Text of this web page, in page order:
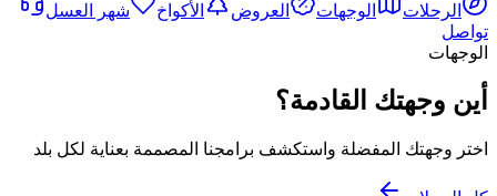
الرحلات الوجهات العروض الأكواخ
شهر العسل
تواصل
الوجهات
أين وجهتك القادمة؟
اختر وجهتك المفضلة واستكشف برامجنا المصممة بعناية لكل بلد